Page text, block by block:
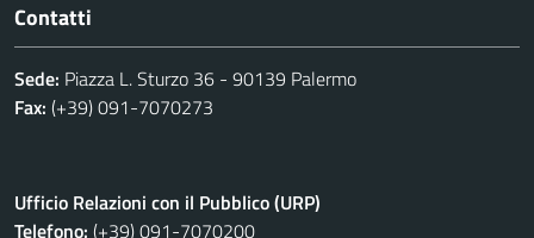
Contatti
Sede: Piazza L. Sturzo 36 - 90139 Palermo
Fax: (+39) 091-7070273
Ufficio Relazioni con il Pubblico (URP)
Telefono: (+39) 091-7070200